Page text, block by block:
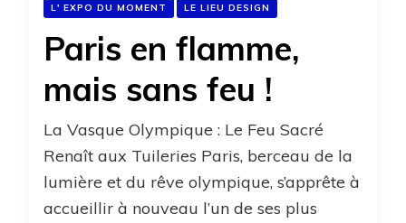
L' EXPO DU MOMENT LE LIEU DESIGN
Paris en flamme,
mais sans feu !
La Vasque Olympique : Le Feu Sacré
Renaît aux Tuileries Paris, berceau de la
lumière et du rêve olympique, s’apprête à
accueillir à nouveau l’un de ses plus